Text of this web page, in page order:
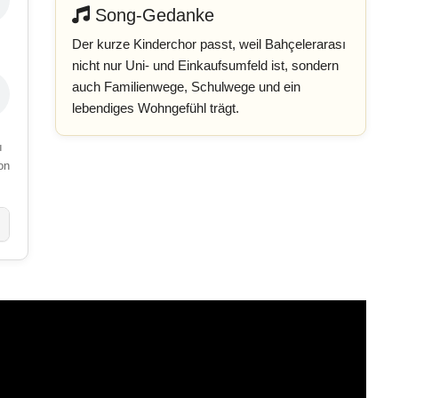
Song-Gedanke
Der kurze Kinderchor passt, weil Bahçelerarası
nicht nur Uni- und Einkaufsumfeld ist, sondern
auch Familienwege, Schulwege und ein
lebendiges Wohngefühl trägt.